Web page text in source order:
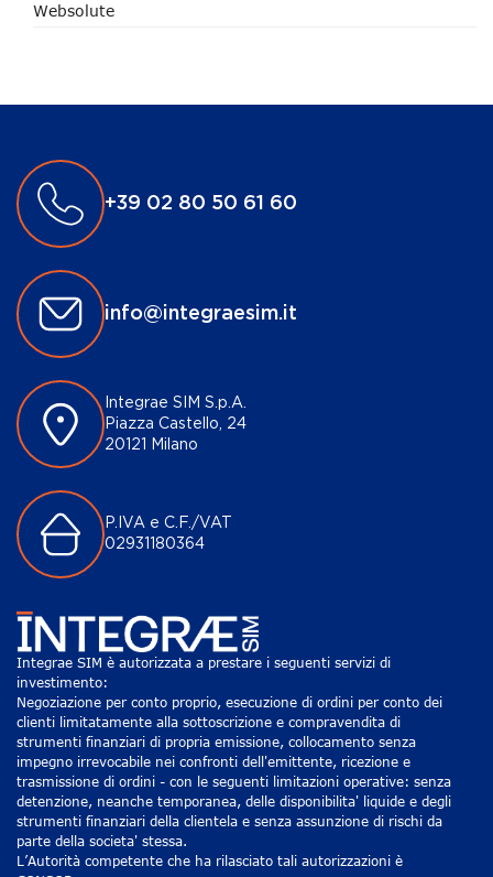
Websolute
+39 02 80 50 61 60
info@integraesim.it
Integrae SIM S.p.A.
Piazza Castello, 24
20121 Milano
P.IVA e C.F./VAT
02931180364
Integrae SIM è autorizzata a prestare i seguenti servizi di
investimento:
Negoziazione per conto proprio, esecuzione di ordini per conto dei
clienti limitatamente alla sottoscrizione e compravendita di
strumenti finanziari di propria emissione, collocamento senza
impegno irrevocabile nei confronti dell'emittente, ricezione e
trasmissione di ordini - con le seguenti limitazioni operative: senza
detenzione, neanche temporanea, delle disponibilita' liquide e degli
strumenti finanziari della clientela e senza assunzione di rischi da
parte della societa' stessa.
L’Autorità competente che ha rilasciato tali autorizzazioni è